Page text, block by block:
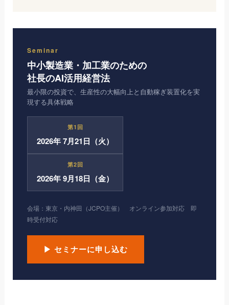
Seminar
中小製造業・加工業のための
社長のAI活用経営法
最小限の投資で、生産性の大幅向上と自動稼ぎ装置化を実
現する具体戦略
第1回
2026年 7月21日（火）
第2回
2026年 9月18日（金）
会場：東京・内神田（JCPO主催） オンライン参加対応 即
時受付対応
▶ セミナーに申し込む